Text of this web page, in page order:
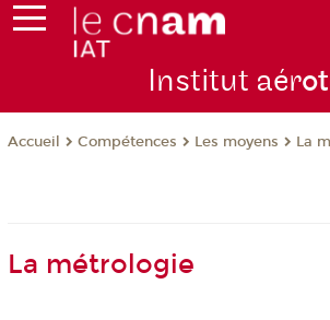
Institut aér
Accueil Compétences Les moyens La
La métrologie